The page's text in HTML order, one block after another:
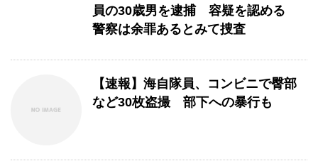
員の30歳男を逮捕 容疑を認める
警察は余罪あるとみて捜査
【速報】海自隊員、コンビニで臀部
など30枚盗撮 部下への暴行も